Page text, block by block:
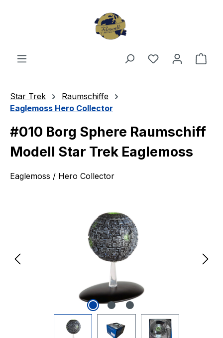
Du hast 0
Star Trek
Raumschiffe
Eaglemoss Hero Collector
#010 Borg Sphere Raumschiff
Modell Star Trek Eaglemoss
Eaglemoss / Hero Collector